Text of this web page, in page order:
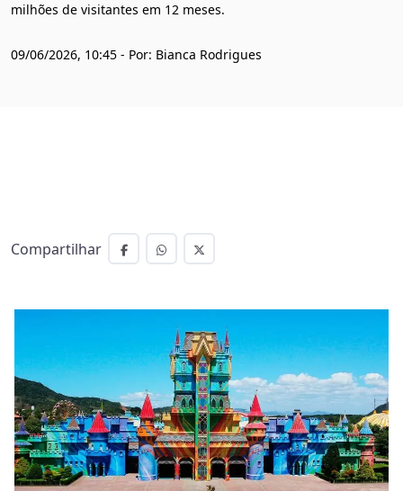
milhões de visitantes em 12 meses.
09/06/2026, 10:45 - Por: Bianca Rodrigues
Compartilhar